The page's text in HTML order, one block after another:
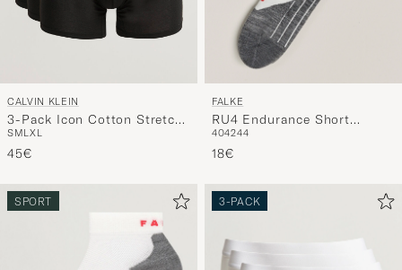
CALVIN KLEIN
3-Pack Icon Cotton Stretch
Boxer Brief Black
SMLXL
45€
FALKE
RU4 Endurance Short
Running Socks White Mix
404244
18€
SPORT 3-PACK